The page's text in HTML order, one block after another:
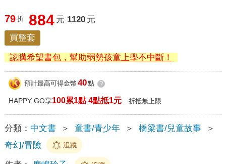
79 折 884 元 1120 元
買整套
認購希望書包，幫助弱勢孩童上學不中斷！
預計最高可得金幣 40點 ?
HAPPY GO享100累1點 4點抵1元 折抵無上限
分類： 中文書 ＞ 童書/青少年 ＞ 橋梁書/兒童故事
＞
奇幻/冒險
追蹤